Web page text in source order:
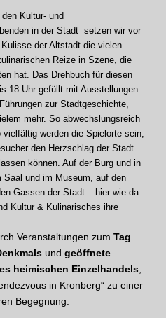
Kultur- und
in der Stadt setzen wir vor
der Altstadt die vielen
Reize in Szene, die
hat. Das Drehbuch für diesen
18 Uhr gefüllt mit Ausstellungen
zur Stadtgeschichte,
mehr. So abwechslungsreich
vielfältig werden die Spielorte sein,
den Herzschlag der Stadt
können. Auf der Burg und in
Saal und im Museum, auf den
Gassen der Stadt – hier wie da
Kultur & Kulinarisches ihre
Veranstaltungen zum Tag
und geöffnete
heimischen Einzelhandels
in Kronberg“ zu einer
Begegnung.